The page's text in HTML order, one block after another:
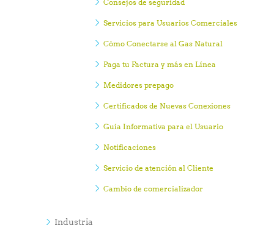
Consejos de seguridad
Servicios para Usuarios Comerciales
Cómo Conectarse al Gas Natural
Paga tu Factura y más en Línea
Medidores prepago
Certificados de Nuevas Conexiones
Guía Informativa para el Usuario
Notificaciones
Servicio de atención al Cliente
Cambio de comercializador
Industria